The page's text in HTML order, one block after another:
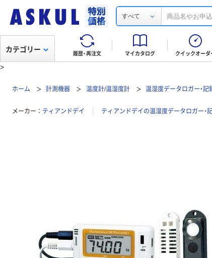
すべて
履歴・再注文 マイカタログ クイックオーダ
カテゴリー
>
ホーム 計測機器 温度計/温湿度計 温湿度データロガー・記
メーカー ティアンドデイ ティアンドデイの温湿度データロガー・